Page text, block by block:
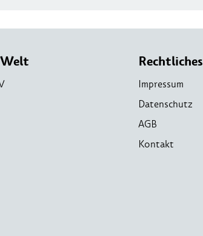
Rechtliches
Impressum
Datenschutz
AGB
Kontakt